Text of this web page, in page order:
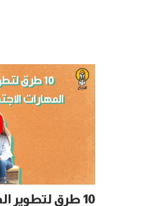
10 طرق لتطوير المهارات الاجتماعية